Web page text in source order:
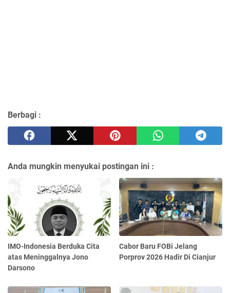
Berbagi :
Anda mungkin menyukai postingan ini :
IMO-Indonesia Berduka Cita
atas Meninggalnya Jono
Darsono
Cabor Baru FOBi Jelang
Porprov 2026 Hadir Di Cianjur